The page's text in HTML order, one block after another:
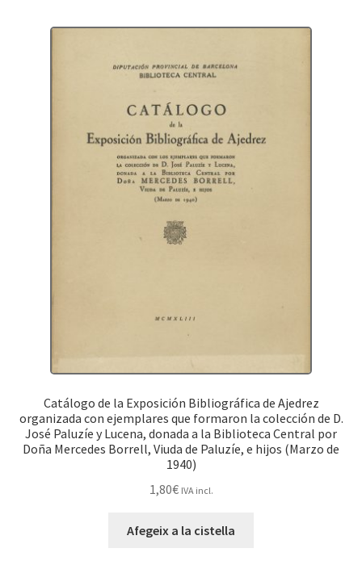
Catálogo de la Exposición Bibliográfica de Ajedrez
organizada con ejemplares que formaron la colección de D.
José Paluzíe y Lucena, donada a la Biblioteca Central por
Doña Mercedes Borrell, Viuda de Paluzíe, e hijos (Marzo de
1940)
1,80€ IVA incl.
Afegeix a la cistella